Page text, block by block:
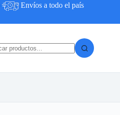
Envíos a todo el país